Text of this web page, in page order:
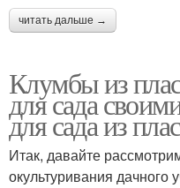
читать дальше →
Клумбы из
для сада
для сада из
Итак, давайте
окультуривания дачного